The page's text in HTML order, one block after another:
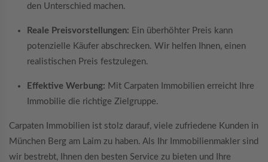
den Unterschied machen.
Reale Preisvorstellungen: Ein überhöhter Preis kann
potenzielle Käufer abschrecken. Wir helfen Ihnen, einen
realistischen Preis festzulegen.
Effektive Werbung: Mit Carpaten Immobilien erreicht Ihre
Immobilie die richtige Zielgruppe.
Carpaten Immobilien ist stolz darauf, viele zufriedene Kunden in
München Berg am Laim zu haben. Als Ihr Immobilienmakler sind
wir bestrebt, Ihnen den besten Service zu bieten und Ihre